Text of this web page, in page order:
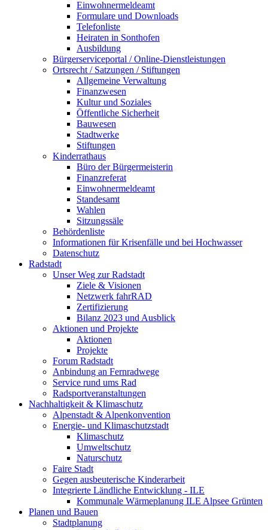
Einwohnermeldeamt
Formulare und Downloads
Telefonliste
Heiraten in Sonthofen
Ausbildung
Bürgerserviceportal / Online-Dienstleistungen
Ortsrecht / Satzungen / Stiftungen
Allgemeine Verwaltung
Finanzwesen
Kultur und Soziales
Öffentliche Sicherheit
Bauwesen
Stadtwerke
Stiftungen
Kinderrathaus
Büro der Bürgermeisterin
Finanzreferat
Einwohnermeldeamt
Standesamt
Wahlen
Sitzungssäle
Behördenliste
Informationen für Krisenfälle und bei Hochwasser
Datenschutz
Radstadt
Unser Weg zur Radstadt
Ziele & Visionen
Netzwerk fahrRAD
Zertifizierung
Bilanz 2023 und Ausblick
Aktionen und Projekte
Aktionen
Projekte
Forum Radstadt
Anbindung an Fernradwege
Service rund ums Rad
Radsportveranstaltungen
Nachhaltigkeit & Klimaschutz
Alpenstadt & Alpenkonvention
Energie- und Klimaschutzstadt
Klimaschutz
Umweltschutz
Naturschutz
Faire Stadt
Gegen ausbeuterische Kinderarbeit
Integrierte Ländliche Entwicklung - ILE
Kommunale Wärmeplanung ILE Alpsee Grünten
Planen und Bauen
Stadtplanung